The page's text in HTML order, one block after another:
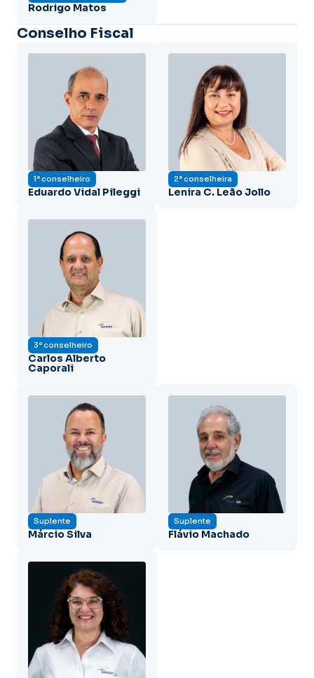
Rodrigo Matos
Conselho Fiscal
1º conselheiro
Eduardo Vidal Pileggi
2ª conselheira
Lenira C. Leão Jollo
3º conselheiro
Carlos Alberto
Caporali
Suplente
Márcio Silva
Suplente
Flávio Machado